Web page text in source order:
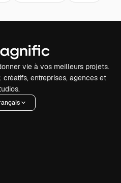
vie à vos meilleurs projets.
créatifs, entreprises, agences et